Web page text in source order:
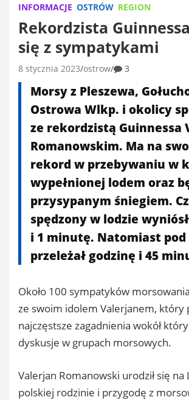
INFORMACJE OSTRÓW REGION
Rekordzista
się z sympatykami
8 stycznia 2023 ostrow 3
Morsy z Pleszewa,
Ostrowa Wlkp. i okolicy
ze rekordzistą Guinnessa
Romanowskim. Ma na
rekord w przebywaniu w
wypełnionej lodem oraz
przysypanym śniegiem.
spędzony w lodzie
i 1 minutę. Natomiast pod
przeleżał godzinę i 45
Około 100 sympatyków
ze swoim idolem Valerjanem, który
najczęstsze zagadnienia wokół
dyskusje w grupach morsowych.
Valerjan Romanowski urodził się na
polskiej rodzinie i przygodę z